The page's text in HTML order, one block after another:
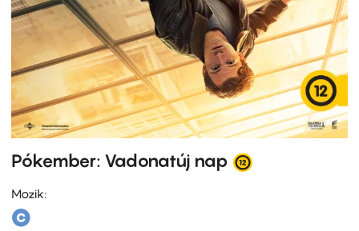
Pókember: Vadonatúj nap
Mozik: